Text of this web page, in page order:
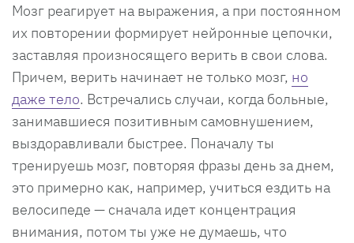
Мозг реагирует на выражения, а при постоянном
их повторении формирует нейронные цепочки,
заставляя произносящего верить в свои слова.
Причем, верить начинает не только мозг, но
даже тело. Встречались случаи, когда больные,
занимавшиеся позитивным самовнушением,
выздоравливали быстрее. Поначалу ты
тренируешь мозг, повторяя фразы день за днем,
это примерно как, например, учиться ездить на
велосипеде — сначала идет концентрация
внимания, потом ты уже не думаешь, что